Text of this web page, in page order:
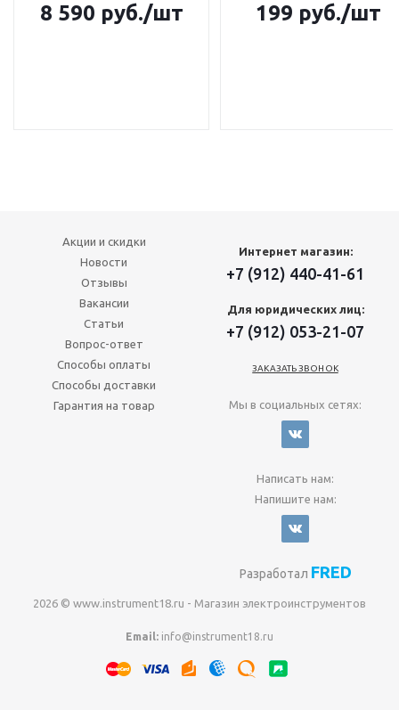
8 590 руб./шт 199 руб./шт
Акции и скидки
Новости
Отзывы
Вакансии
Статьи
Вопрос-ответ
Способы оплаты
Способы доставки
Гарантия на товар
Интернет магазин:
+7 (912) 440-41-61
Для юридических лиц:
+7 (912) 053-21-07
ЗАКАЗАТЬ ЗВОНОК
Мы в социальных сетях:
Написать нам:
Напишите нам:
Разработал FRED
2026 © www.instrument18.ru - Магазин электроинструментов
Email: info@instrument18.ru